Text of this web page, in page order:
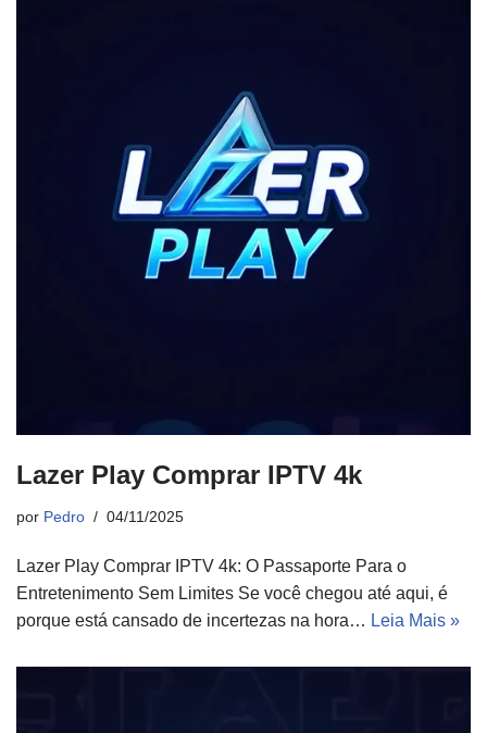
Lazer Play Comprar IPTV 4k
por Pedro 04/11/2025
Lazer Play Comprar IPTV 4k: O Passaporte Para o
Entretenimento Sem Limites Se você chegou até aqui, é
porque está cansado de incertezas na hora… Leia Mais »